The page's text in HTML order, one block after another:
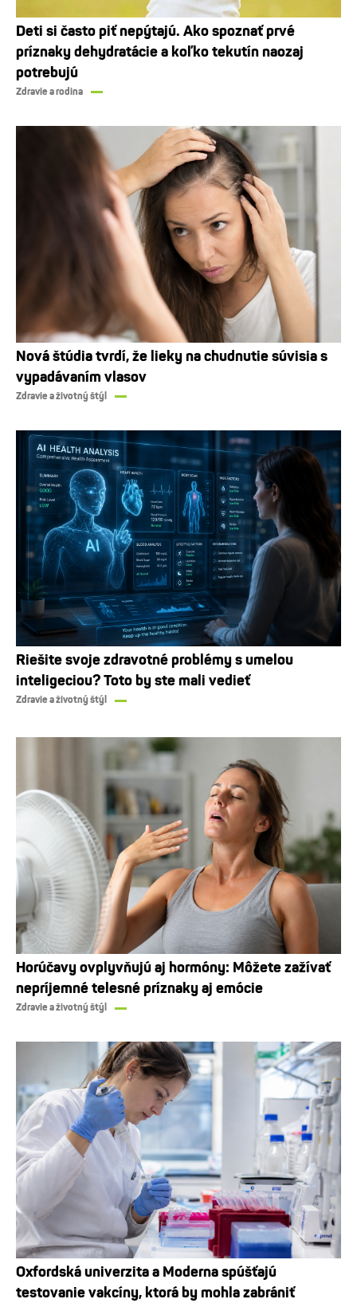
Deti si často piť nepýtajú. Ako spoznať prvé
príznaky dehydratácie a koľko tekutín naozaj
potrebujú
Zdravie a rodina
Nová štúdia tvrdí, že lieky na chudnutie súvisia s
vypadávaním vlasov
Zdravie a životný štýl
Riešite svoje zdravotné problémy s umelou
inteligeciou? Toto by ste mali vedieť
Zdravie a životný štýl
Horúčavy ovplyvňujú aj hormóny: Môžete zažívať
nepríjemné telesné príznaky aj emócie
Zdravie a životný štýl
Oxfordská univerzita a Moderna spúšťajú
testovanie vakcíny, ktorá by mohla zabrániť